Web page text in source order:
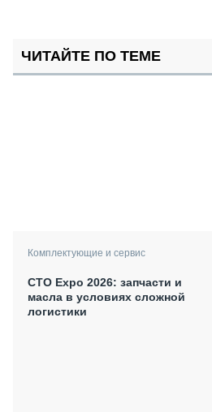
ЧИТАЙТЕ ПО ТЕМЕ
Комплектующие и сервис
СТО Expo 2026: запчасти и
масла в условиях сложной
логистики